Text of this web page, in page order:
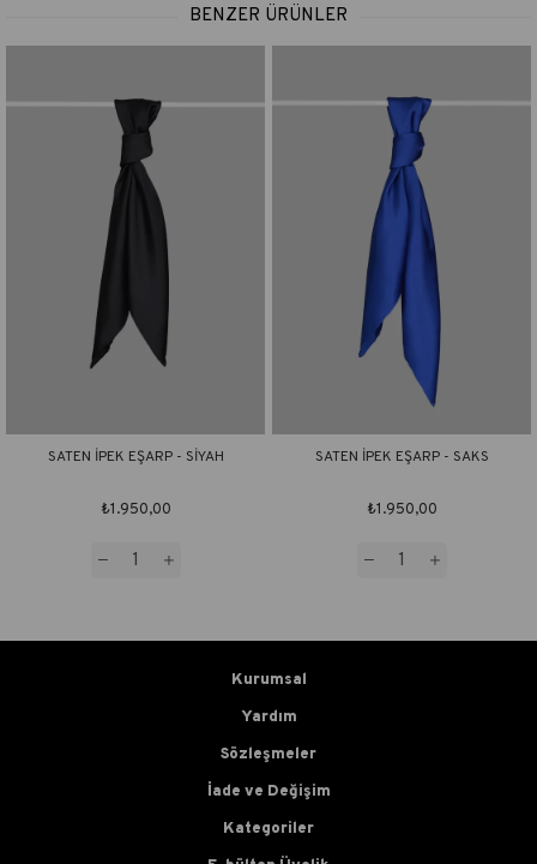
BENZER ÜRÜNLER
SATEN İPEK EŞARP - SİYAH
₺1.950,00
SATEN İPEK EŞARP - SAKS
₺1.950,00
Kurumsal
Yardım
Sözleşmeler
İade ve Değişim
Kategoriler